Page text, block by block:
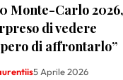
Monte-Carlo 2026,
di vedere
di affrontarlo”
5 Aprile 2026